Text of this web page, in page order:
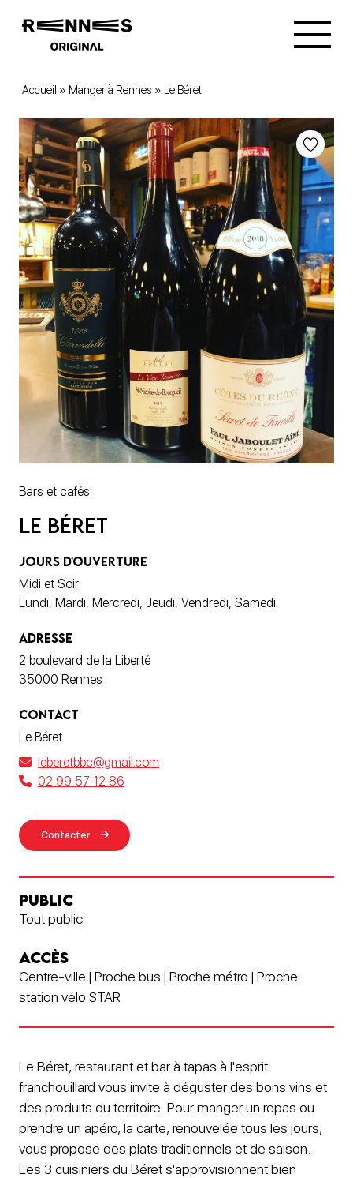
Accueil » Manger à Rennes » Le Béret
Bars et cafés
Le Béret
JOURS D'OUVERTURE
Midi et Soir
Lundi, Mardi, Mercredi, Jeudi, Vendredi, Samedi
ADRESSE
2 boulevard de la Liberté
35000 Rennes
CONTACT
Le Béret
leberetbbc@gmail.com
02 99 57 12 86
Contacter
PUBLIC
Tout public
ACCÈS
Centre-ville | Proche bus | Proche métro | Proche
station vélo STAR
Le Béret, restaurant et bar à tapas à l'esprit
franchouillard vous invite à déguster des bons vins et
des produits du territoire. Pour manger un repas ou
prendre un apéro, la carte, renouvelée tous les jours,
vous propose des plats traditionnels et de saison.
Les 3 cuisiniers du Béret s'approvisionnent bien